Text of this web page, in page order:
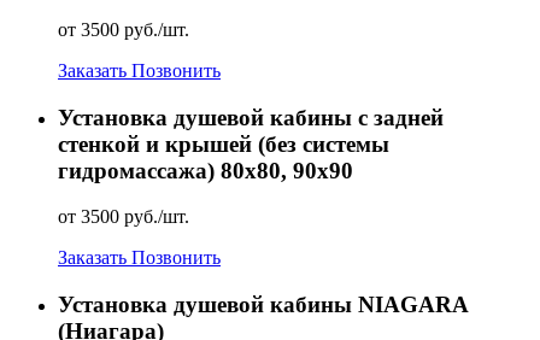
от 3500 руб./шт.
Заказать Позвонить
Установка душевой кабины с задней
стенкой и крышей (без системы
гидромассажа) 80х80, 90х90
от 3500 руб./шт.
Заказать Позвонить
Установка душевой кабины NIAGARA
(Ниагара)